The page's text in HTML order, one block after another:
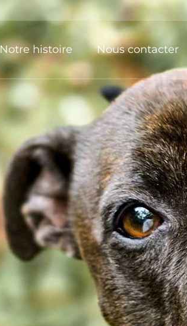
Notre histoire Nous contacter